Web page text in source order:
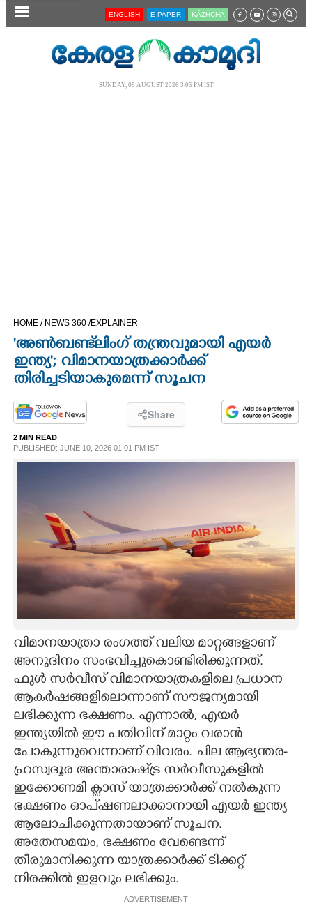
SECTIONS
CINEMA
OPINION
PHOTOS
LIFESTYLE
ART
CARTOONS
LITERATURE
ZOOM
CONTACT US
ENGLISH E-PAPER KĀZHCHA
SUNDAY, 09 AUGUST 2026 3.05 PM IST
HOME / NEWS 360 /EXPLAINER
'അൺബണ്ട്‌ലിംഗ് തന്ത്രവുമായി എയർ
ഇന്ത്യ'; വിമാനയാത്രക്കാർക്ക്
തിരിച്ചടിയാകുമെന്ന് സൂചന
Share
2 MIN READ
PUBLISHED: JUNE 10, 2026 01:01 PM IST
വിമാനയാത്രാ രംഗത്ത് വലിയ മാറ്റങ്ങളാണ്
അനുദിനം സംഭവിച്ചുകൊണ്ടിരിക്കുന്നത്.
ഫുൾ സർവീസ് വിമാനയാത്രകളിലെ പ്രധാന
ആകർഷങ്ങളിലൊന്നാണ് സൗജന്യമായി
ലഭിക്കുന്ന ഭക്ഷണം. എന്നാൽ, എയർ
ഇന്ത്യയിൽ ഈ പതിവിന് മാറ്റം വരാൻ
പോകുന്നുവെന്നാണ് വിവരം. ചില ആഭ്യന്തര-
ഹ്രസ്വദൂര അന്താരാഷ്‌ട്ര സർവീസുകളിൽ
ഇക്കോണമി ക്ലാസ് യാത്രക്കാർക്ക് നൽകുന്ന
ഭക്ഷണം ഓപ്‌ഷണലാക്കാനായി എയർ ഇന്ത്യ
ആലോചിക്കുന്നതായാണ് സൂചന.
അതേസമയം, ഭക്ഷണം വേണ്ടെന്ന്
തീരുമാനിക്കുന്ന യാത്രക്കാർക്ക് ടിക്കറ്റ്
നിരക്കിൽ ഇളവും ലഭിക്കും.
ADVERTISEMENT